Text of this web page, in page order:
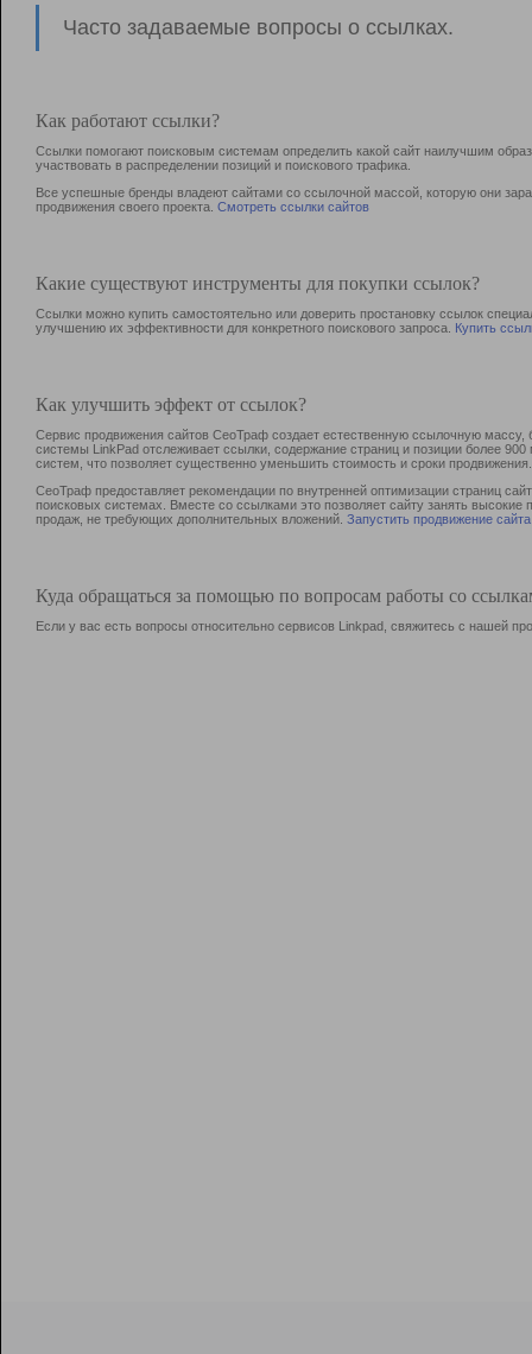
Часто задаваемые вопросы о ссылках.
Как работают ссылки?
Ссылки помогают поисковым системам определить какой сайт наилучшим
участвовать в раcпределении позиций и поискового трафика.
Все успешные бренды владеют сайтами со ссылочной массой, которую они
продвижения своего проекта. Смотреть ссылки сайтов
Какие существуют инструменты для покупки ссылок?
Ссылки можно купить самостоятельно или доверить простановку ссылок
улучшению их эффективности для конкретного поискового запроса. Купить
Как улучшить эффект от ссылок?
Сервис продвижения сайтов СеоТраф создает естественную ссылочную
системы LinkPad отслеживает ссылки, содержание страниц и позиции более
систем, что позволяет существенно уменьшить стоимость и сроки продвижения.
СеоТраф предоставляет рекомендации по внутренней оптимизации страниц
поисковых системах. Вместе со ссылками это позволяет сайту занять
продаж, не требующих дополнительных вложений. Запустить продвижение сайта
Куда обращаться за помощью по вопросам работы со
Если у вас есть вопросы относительно сервисов Linkpad, свяжитесь с нашей